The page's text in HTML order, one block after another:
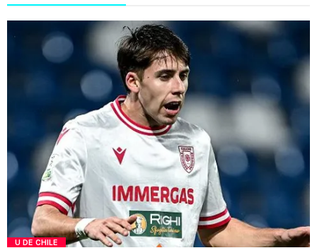
U DE CHILE